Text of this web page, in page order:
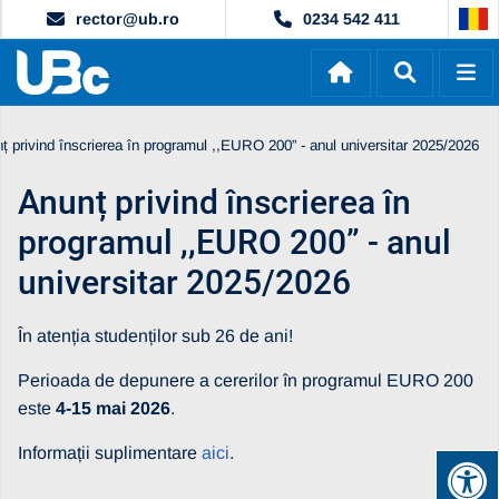
rector@ub.ro 0234 542 411
privind înscrierea în programul ,,EURO 200” - anul universitar 2025/2026
Anunț privind înscrierea în
programul ,,EURO 200” - anul
universitar 2025/2026
În atenția studenților sub 26 de ani!
Perioada de depunere a cererilor în programul EURO 200
este 4-15 mai 2026.
Informații suplimentare aici.